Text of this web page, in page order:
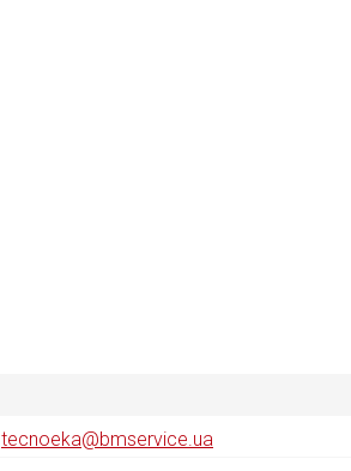
tecnoeka@bmservice.ua